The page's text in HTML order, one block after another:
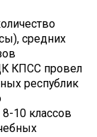
средних
КПСС провел
республик
10 классов